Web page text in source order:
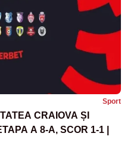
Sport
CRAIOVA ȘI
A 8-A, SCOR 1-1 |